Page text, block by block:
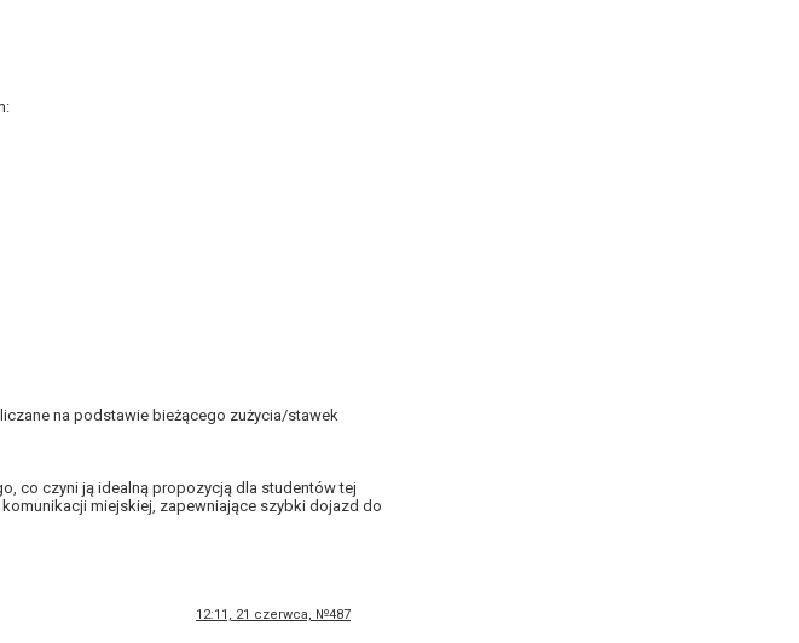
na podstawie bieżącego zużycia/stawek
co czyni ją idealną propozycją dla studentów tej
miejskiej, zapewniające szybki dojazd do
12:11, 21 czerwca, №487